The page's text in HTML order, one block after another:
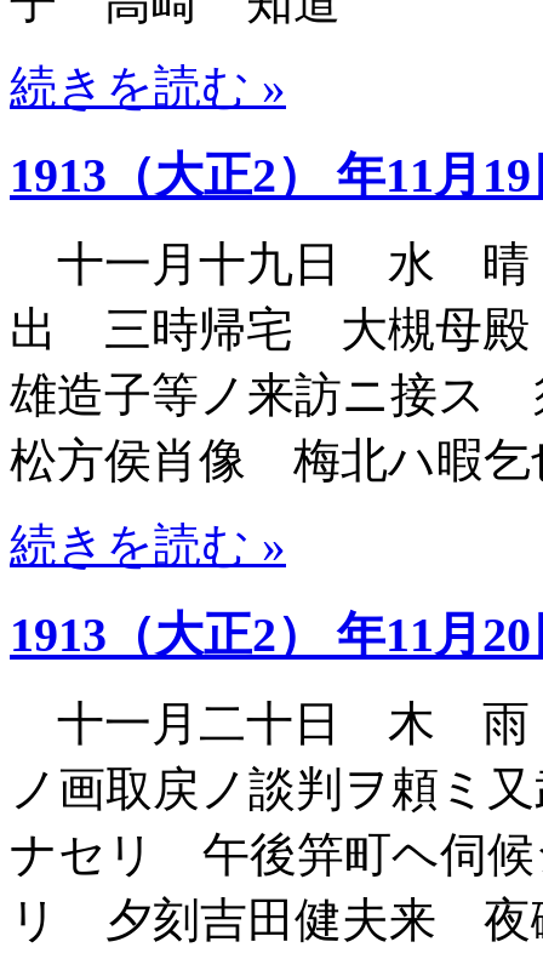
続きを読む »
1913（大正2） 年11月
十一月十九日 水 晴
出 三時帰宅 大槻母
雄造子等ノ来訪ニ接ス
松方侯肖像 梅北ハ暇乞
続きを読む »
1913（大正2） 年11月
十一月二十日 木 雨
ノ画取戻ノ談判ヲ頼ミ
ナセリ 午後笄町ヘ伺候
リ 夕刻吉田健夫来 夜